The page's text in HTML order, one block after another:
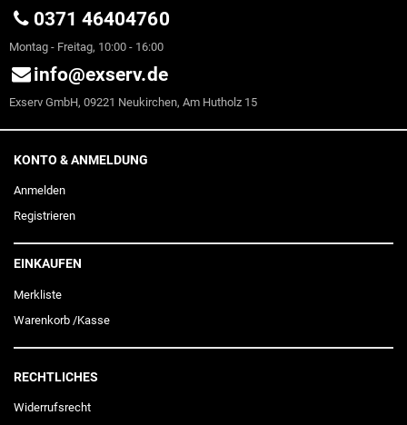
0371 46404760
Montag - Freitag, 10:00 - 16:00
info@exserv.de
Exserv GmbH, 09221 Neukirchen, Am Hutholz 15
KONTO & ANMELDUNG
Anmelden
Registrieren
EINKAUFEN
Merkliste
Warenkorb /Kasse
RECHTLICHES
Widerrufs­recht